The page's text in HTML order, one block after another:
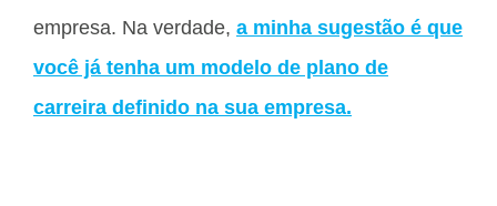
empresa. Na verdade, a minha sugestão é que
você já tenha um modelo de plano de
carreira definido na sua empresa.